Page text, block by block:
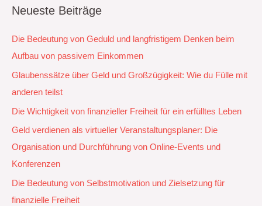
Neueste Beiträge
Die Bedeutung von Geduld und langfristigem Denken beim
Aufbau von passivem Einkommen
Glaubenssätze über Geld und Großzügigkeit: Wie du Fülle mit
anderen teilst
Die Wichtigkeit von finanzieller Freiheit für ein erfülltes Leben
Geld verdienen als virtueller Veranstaltungsplaner: Die
Organisation und Durchführung von Online-Events und
Konferenzen
Die Bedeutung von Selbstmotivation und Zielsetzung für
finanzielle Freiheit